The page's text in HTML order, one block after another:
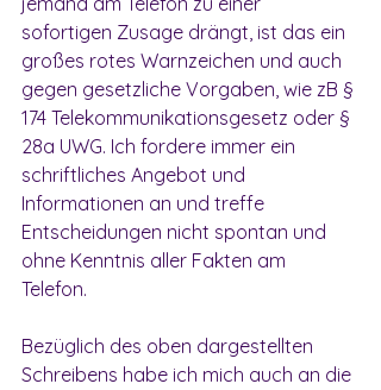
sofortigen Zusage drängt, ist das ein
großes rotes Warnzeichen und auch
gegen gesetzliche Vorgaben, wie zB §
174 Telekommunikationsgesetz oder §
28a UWG. Ich fordere immer ein
schriftliches Angebot und
Informationen an und treffe
Entscheidungen nicht spontan und
ohne Kenntnis aller Fakten am
Telefon.
Bezüglich des oben dargestellten
Schreibens habe ich mich auch an die